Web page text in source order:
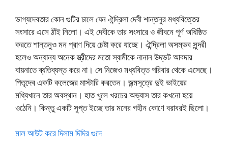
ভাগ্যদেবতার কোন গুটির চালে যেন ঐন্দ্রিলা দেবী শান্তনুর মধ্যবিত্তের
সংসারে এসে ঠাঁই নিলো। এই দেবীকে তার সংসারে ও জীবনে পূর্ণ অধিষ্ঠিত
করতে শান্তনুও মন প্রাণ দিয়ে চেষ্টা করে যাচ্ছে। ঐন্দ্রিলা অসম্ভব সুন্দরী
হলেও অন্যান্য অনেক স্ত্রীদের মতো স্বামীকে নানান উদ্ভট আবদার
বায়নাতে ব্যতিব্যস্ত করে না। সে নিজেও মধ্যবিত্ত পরিবার থেকে এসেছে।
পিতৃদেব একটি কলেজের মাস্টারি করতেন। জন্মসূত্রে দুই ভাইয়ের
মধ্যিখানে তার অবস্থান। হাত খুলে খরচের অভ্যাস তার কখনো হয়ে
ওঠেনি। কিন্তু একটি সুপ্ত ইচ্ছে তার মনের গহীন কোণে বরাবরই ছিলো।
মাল আউট করে দিলাম দিদির গুদে